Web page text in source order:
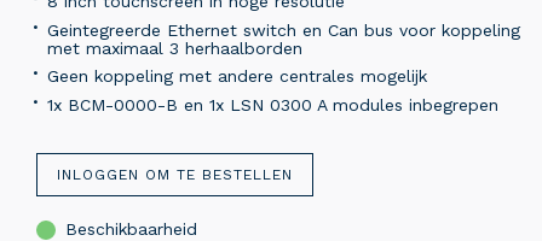
Geintegreerde Ethernet switch en Can bus voor koppeling
met maximaal 3 herhaalborden
Geen koppeling met andere centrales mogelijk
1x BCM-0000-B en 1x LSN 0300 A modules inbegrepen
INLOGGEN OM TE BESTELLEN
Beschikbaarheid